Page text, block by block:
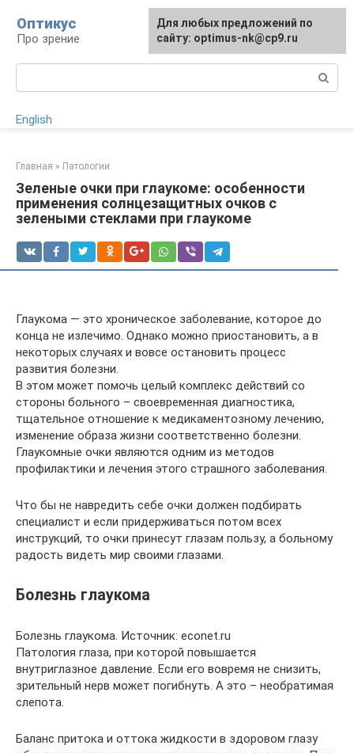
контенту
Оптикус
Про зрение
English
Главная » Патологии
Зеленые очки при глаукоме: особенности
применения солнцезащитных очков с
зелеными стеклами при глаукоме
Глаукома — это хроническое заболевание, которое до
конца не излечимо. Однако можно приостановить, а в
некоторых случаях и вовсе остановить процесс
развития болезни.
В этом может помочь целый комплекс действий со
стороны больного – своевременная диагностика,
тщательное отношение к медикаментозному лечению,
изменение образа жизни соответственно болезни.
Глаукомные очки являются одним из методов
профилактики и лечения этого страшного заболевания.
Что бы не навредить себе очки должен подбирать
специалист и если придерживаться потом всех
инструкций, то очки принесут глазам пользу, а больному
радость видеть мир своими глазами.
Болезнь глаукома
Болезнь глаукома. Источник: econet.ru
Патология глаза, при которой повышается
внутриглазное давление. Если его вовремя не снизить,
зрительный нерв может погибнуть. А это – необратимая
слепота.
Баланс притока и оттока жидкости в здоровом глазу
Для любых предложений по
сайту: optimus-nk@cp9.ru